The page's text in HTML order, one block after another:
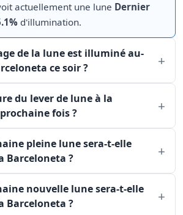
actuellement une lune Dernier
d'illumination.
de la lune est illuminé au-
ce soir ?
du lever de lune à la
fois ?
pleine lune sera-t-elle
Barceloneta ?
nouvelle lune sera-t-elle
Barceloneta ?